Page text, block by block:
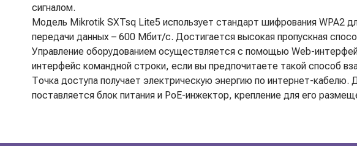
сигналом.
Модель Mikrotik SXTsq Lite5 использует стандарт шифрования WPA2
передачи данных – 600 Мбит/с. Достигается высокая пропускная
Управление оборудованием осуществляется с помощью Web-
интерфейс командной строки, если вы предпочитаете такой способ
Точка доступа получает электрическую энергию по интернет-
поставляется блок питания и PoE-инжектор, крепление для его